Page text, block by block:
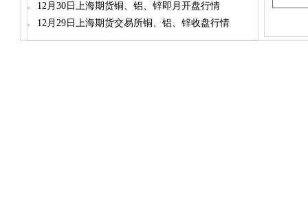
12月30日上海期货铜、铝、锌即月开盘行情
12月29日上海期货交易所铜、铝、锌收盘行情